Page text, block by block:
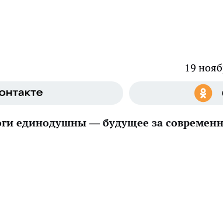
19
единодушны — будущее за